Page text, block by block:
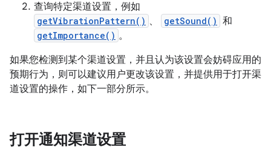
查询特定渠道设置，例如
getVibrationPattern() 、 getSound() 和
getImportance() 。
如果您检测到某个渠道设置，并且认为该设置会妨碍应用的
预期行为，则可以建议用户更改该设置，并提供用于打开渠
道设置的操作，如下一部分所示。
打开通知渠道设置